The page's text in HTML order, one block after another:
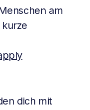
am
dich mit